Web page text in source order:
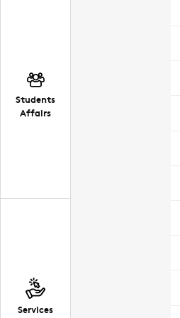
Students
Affairs
Services